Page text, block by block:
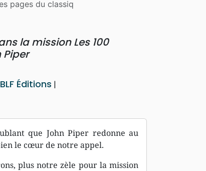
pages du classiq
la mission Les 100
BLF Éditions
que John Piper redonne au
le cœur de notre appel.
plus notre zèle pour la mission